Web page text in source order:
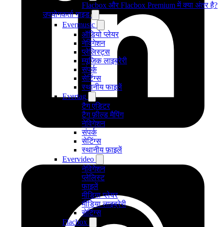
Flacbox और Flacbox Premium में क्या अंतर है?
उपयोगकर्ता गाइड
Evermusic
ऑडियो प्लेयर
नेविगेशन
प्लेलिस्ट्स
म्यूजिक लाइब्रेरी
संपर्क
सेटिंग्स
स्थानीय फाइलें
Evertag
टैग एडिटर
टैग फ़ील्ड मैपिंग
नेविगेशन
संपर्क
सेटिंग्स
स्थानीय फ़ाइलें
Evervideo
नेविगेशन
प्लेलिस्ट
फाइलें
मीडिया प्लेयर
मीडिया लाइब्रेरी
सेटिंग्स
Flacbox